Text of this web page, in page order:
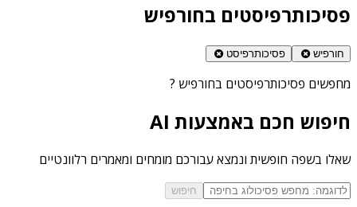
פסיכותרפיסטים בחורפיש
חורפיש פסיכותרפיסט
מחפשים פסיכותרפיסטים בחורפיש ?
חיפוש חכם באמצעות AI
שאלו בשפה חופשית ונמצא עבורכם מומחים ומאמרים רלוונטיים
חיפוש